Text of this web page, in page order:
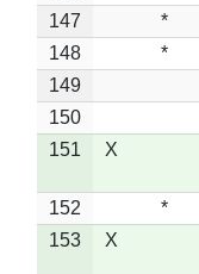
147
*
148
*
149
150
151
X
152 *
153
X